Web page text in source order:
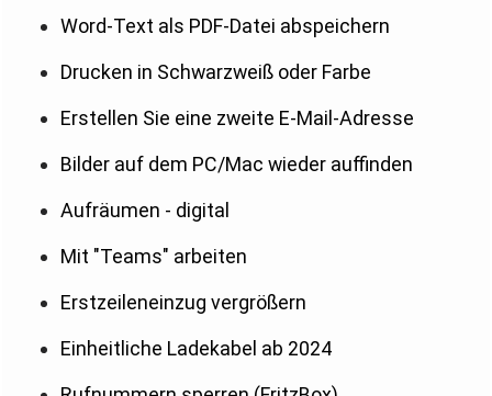
Word-Text als PDF-Datei abspeichern
Drucken in Schwarzweiß oder Farbe
Erstellen Sie eine zweite E-Mail-Adresse
Bilder auf dem PC/Mac wieder auffinden
Aufräumen - digital
Mit "Teams" arbeiten
Erstzeileneinzug vergrößern
Einheitliche Ladekabel ab 2024